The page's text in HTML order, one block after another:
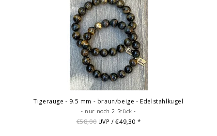
Tigerauge - 9.5 mm - braun/beige - Edelstahlkugel
- nur noch 2 Stück -
€58,00 UVP / €49,30 *